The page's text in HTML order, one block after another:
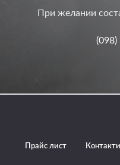
При желании
Прайс лист Контакти